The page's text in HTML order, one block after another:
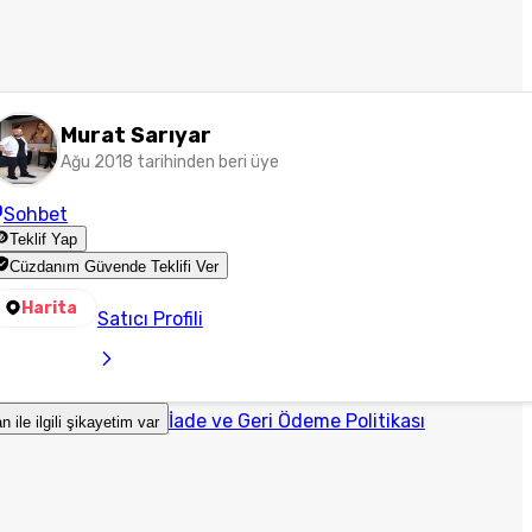
Murat Sarıyar
Ağu 2018 tarihinden beri üye
Sohbet
Teklif Yap
Cüzdanım Güvende Teklifi Ver
Harita Satıcı Profili
ile ilgili şikayetim var İade ve Geri Ödeme Politikası